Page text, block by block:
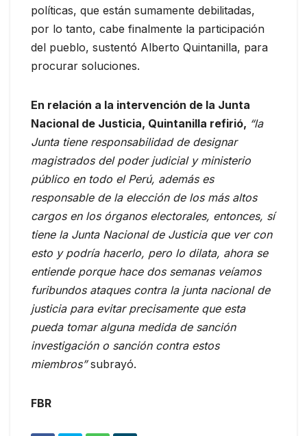
políticas, que están sumamente debilitadas,
por lo tanto, cabe finalmente la participación
del pueblo, sustentó Alberto Quintanilla, para
procurar soluciones.
En relación a la intervención de la Junta
Nacional de Justicia, Quintanilla refirió, “la
Junta tiene responsabilidad de designar
magistrados del poder judicial y ministerio
público en todo el Perú, además es
responsable de la elección de los más altos
cargos en los órganos electorales, entonces, sí
tiene la Junta Nacional de Justicia que ver con
esto y podría hacerlo, pero lo dilata, ahora se
entiende porque hace dos semanas veíamos
furibundos ataques contra la junta nacional de
justicia para evitar precisamente que esta
pueda tomar alguna medida de sanción
investigación o sanción contra estos
miembros”subrayó.
FBR